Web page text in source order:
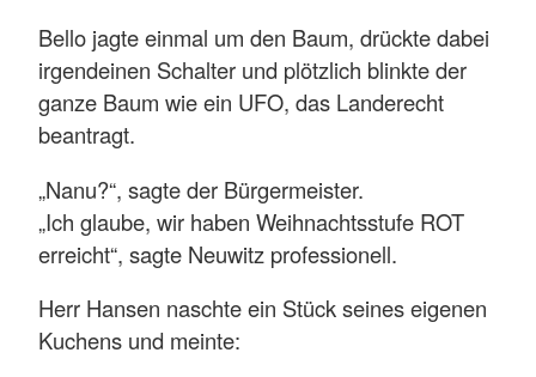
Bello jagte einmal um den Baum, drückte dabei
irgendeinen Schalter und plötzlich blinkte der
ganze Baum wie ein UFO, das Landerecht
beantragt.
„Nanu?“, sagte der Bürgermeister.
„Ich glaube, wir haben Weihnachtsstufe ROT
erreicht“, sagte Neuwitz professionell.
Herr Hansen naschte ein Stück seines eigenen
Kuchens und meinte: